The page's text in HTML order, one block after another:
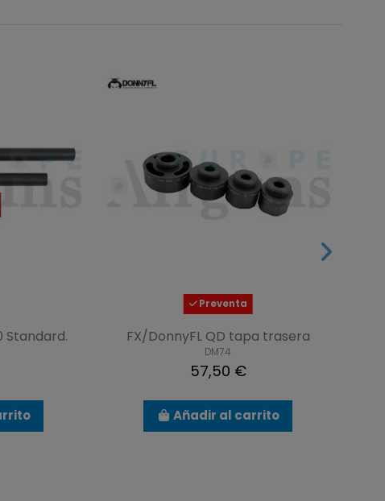
Standard.
Preventa
FX/DonnyFL QD tapa trasera
DM74
57,50 €
Añadir al carrito